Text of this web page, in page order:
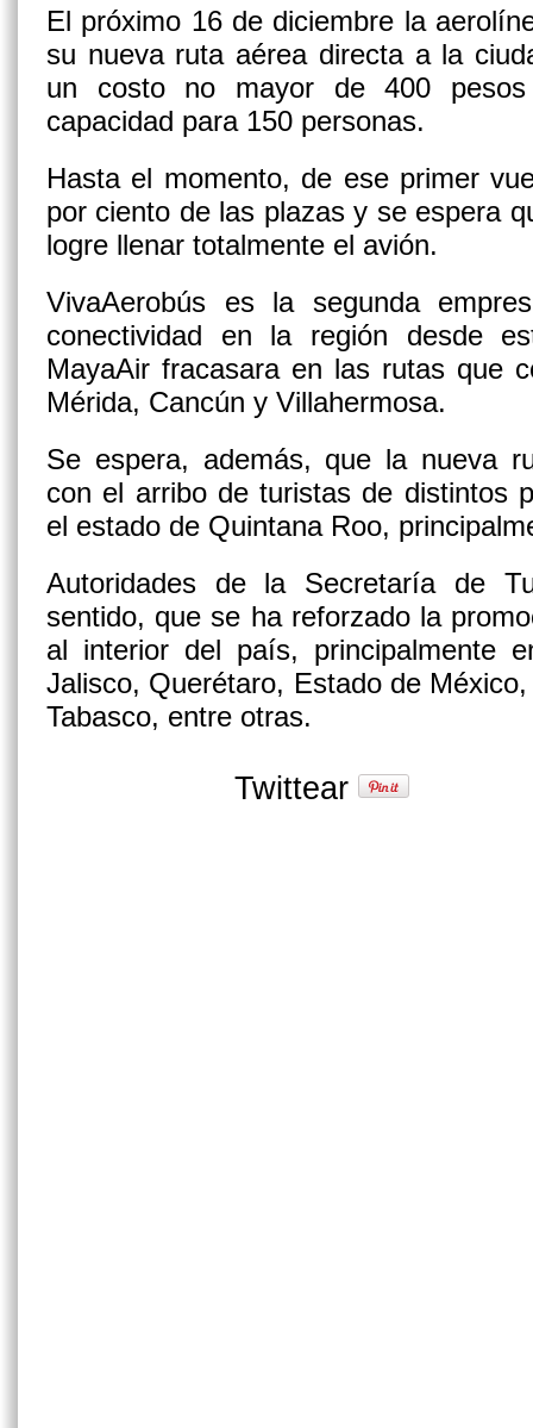
El próximo 16 de diciembre la
su nueva ruta aérea directa a la
un costo no mayor de 400
capacidad para 150 personas.
Hasta el momento, de ese primer
por ciento de las plazas y se espera
logre llenar totalmente el avión.
VivaAerobús es la segunda
conectividad en la región desde
MayaAir fracasara en las rutas que
Mérida, Cancún y Villahermosa.
Se espera, además, que la nueva
con el arribo de turistas de distintos
el estado de Quintana Roo,
Autoridades de la Secretaría de
sentido, que se ha reforzado la
al interior del país, principalmente
Jalisco, Querétaro, Estado de
Tabasco, entre otras.
Twittear